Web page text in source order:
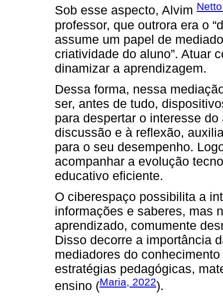
Sob esse aspecto, Alvim
professor, que outrora era o
assume um papel de
criatividade do aluno”. Atuar
dinamizar a aprendizagem.
Dessa forma, nessa
ser, antes de tudo,
para despertar o interesse
discussão e à reflexão,
para o seu desempenho.
acompanhar a evolução
educativo eficiente.
O ciberespaço possibilita a
informações e saberes, mas
aprendizado, comumente
Disso decorre a importância
mediadores do
estratégias pedagógicas,
ensino (Maria, 2022).